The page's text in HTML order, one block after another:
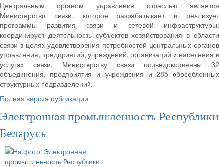
Центральным органом управления отраслью является
Министерство связи, которое разрабатывает и реализует
программы развития связи и сетевой инфраструктуры;
координирует деятельность субъектов хозяйствования в области
связи в целях удовлетворения потребностей центральных органов
управления, предприятий, учреждений, организаций и населения в
услугах связи. Министерству связи подведомственны 32
объединения, предприятия и учреждения и 285 обособленных
структурных подразделений.
Полная версия публикации
Электронная промышленность Республики
Беларусь